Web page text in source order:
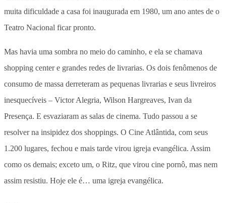
muita dificuldade a casa foi inaugurada em 1980, um ano antes de o
Teatro Nacional ficar pronto.
Mas havia uma sombra no meio do caminho, e ela se chamava
shopping center e grandes redes de livrarias. Os dois fenômenos de
consumo de massa derreteram as pequenas livrarias e seus livreiros
inesquecíveis – Victor Alegria, Wilson Hargreaves, Ivan da
Presença. E esvaziaram as salas de cinema. Tudo passou a se
resolver na insipidez dos shoppings. O Cine Atlântida, com seus
1.200 lugares, fechou e mais tarde virou igreja evangélica. Assim
como os demais; exceto um, o Ritz, que virou cine pornô, mas nem
assim resistiu. Hoje ele é… uma igreja evangélica.